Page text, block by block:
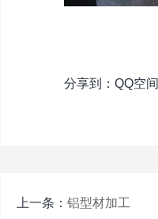
分享到： QQ空间
上一条： 铝型材加工